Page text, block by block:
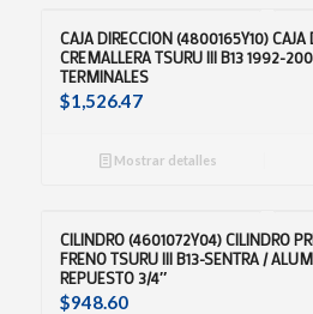
CAJA DIRECCION (4800165Y10) CAJA
CREMALLERA TSURU III B13 1992-
TERMINALES
$1,526.47
Mostrar detalles
CILINDRO (4601072Y04) CILINDRO
FRENO TSURU III B13-SENTRA /
REPUESTO 3/4″
$948.60